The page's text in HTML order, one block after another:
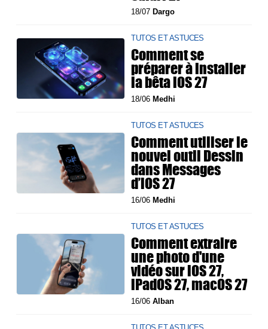
18/07 Dargo
TUTOS ET ASTUCES
Comment se
préparer à installer
la bêta iOS 27
18/06 Medhi
TUTOS ET ASTUCES
Comment utiliser le
nouvel outil Dessin
dans Messages
d’iOS 27
16/06 Medhi
TUTOS ET ASTUCES
Comment extraire
une photo d'une
vidéo sur iOS 27,
iPadOS 27, macOS 27
16/06Alban